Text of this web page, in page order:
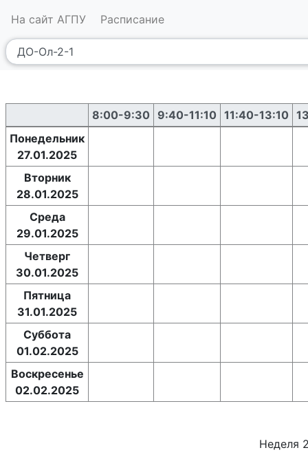
На сайт АГПУ Расписание
8:00-9:30 9:40-11:10 11:40-13:10
Понедельник
27.01.2025
Вторник
28.01.2025
Среда
29.01.2025
Четверг
30.01.2025
Пятница
31.01.2025
Суббота
01.02.2025
Воскресенье
02.02.2025
Неделя